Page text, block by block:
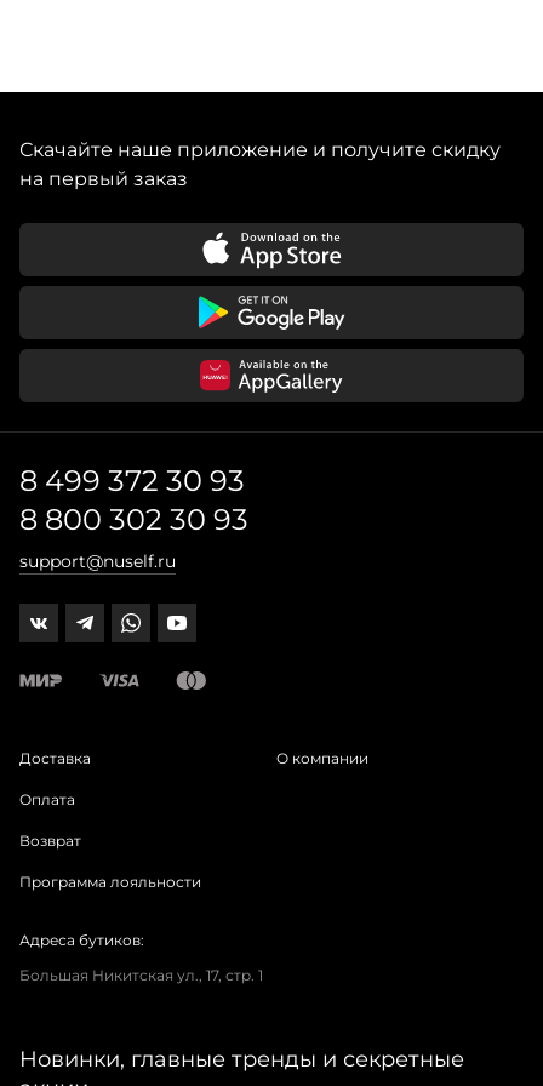
Скачайте наше приложение и получите скидку
на первый заказ
8 499 372 30 93
8 800 302 30 93
support@nuself.ru
Доставка
Оплата
Возврат
Программа лояльности
О компании
Адреса бутиков:
Большая Никитская ул., 17, стр. 1
Новинки, главные тренды и секретные